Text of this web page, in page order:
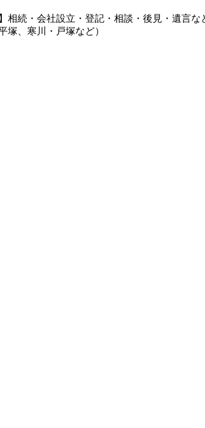
相続・会社設立・登記・相談・後見・遺言な
塚、寒川・戸塚など）